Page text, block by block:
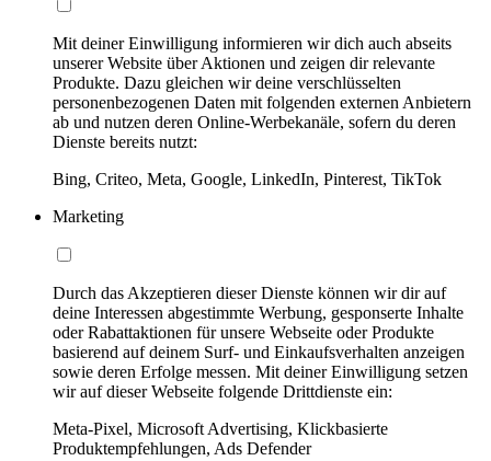
Mit deiner Einwilligung informieren wir dich auch abseits
unserer Website über Aktionen und zeigen dir relevante
Produkte. Dazu gleichen wir deine verschlüsselten
personenbezogenen Daten mit folgenden externen Anbietern
ab und nutzen deren Online-Werbekanäle, sofern du deren
Dienste bereits nutzt:
Bing, Criteo, Meta, Google, LinkedIn, Pinterest, TikTok
Marketing
Durch das Akzeptieren dieser Dienste können wir dir auf
deine Interessen abgestimmte Werbung, gesponserte Inhalte
oder Rabattaktionen für unsere Webseite oder Produkte
basierend auf deinem Surf- und Einkaufsverhalten anzeigen
sowie deren Erfolge messen. Mit deiner Einwilligung setzen
wir auf dieser Webseite folgende Drittdienste ein:
Meta-Pixel, Microsoft Advertising, Klickbasierte
Produktempfehlungen, Ads Defender